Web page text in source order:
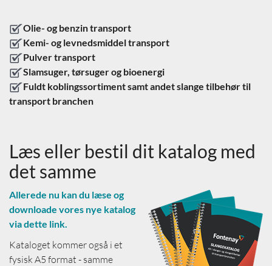
Olie- og benzin transport
Kemi- og levnedsmiddel transport
Pulver transport
Slamsuger, tørsuger og bioenergi
Fuldt koblingssortiment samt andet slange tilbehør til
transport branchen
Læs eller bestil dit katalog med
det samme
Allerede nu kan du læse og
downloade vores nye katalog
via dette link.
Kataloget kommer også i et
fysisk A5 format - samme